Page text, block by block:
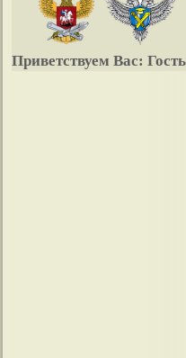
Приветствуем Вас: Гость